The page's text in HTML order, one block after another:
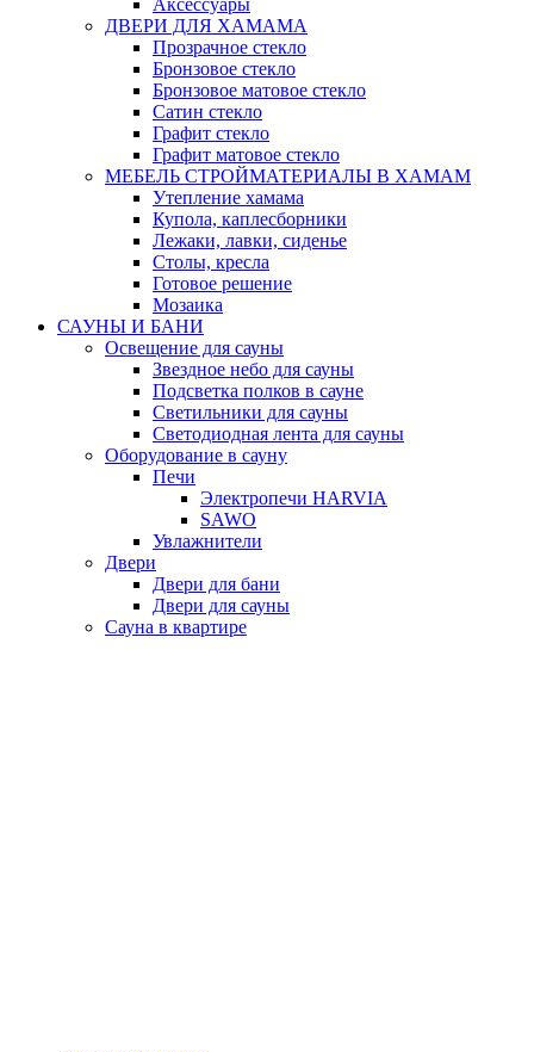
Аксессуары
ДВЕРИ ДЛЯ ХАМАМА
Прозрачное стекло
Бронзовое стекло
Бронзовое матовое стекло
Сатин стекло
Графит стекло
Графит матовое стекло
МЕБЕЛЬ СТРОЙМАТЕРИАЛЫ В ХАМАМ
Утепление хамама
Купола, каплесборники
Лежаки, лавки, сиденье
Столы, кресла
Готовое решение
Мозаика
САУНЫ И БАНИ
Освещение для сауны
Звездное небо для сауны
Подсветка полков в сауне
Светильники для сауны
Светодиодная лента для сауны
Оборудование в сауну
Печи
Электропечи HARVIA
SAWO
Увлажнители
Двери
Двери для бани
Двери для сауны
Сауна в квартире